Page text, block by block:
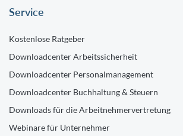
Service
Kostenlose Ratgeber
Downloadcenter Arbeitssicherheit
Downloadcenter Personalmanagement
Downloadcenter Buchhaltung & Steuern
Downloads für die Arbeitnehmervertretung
Webinare für Unternehmer